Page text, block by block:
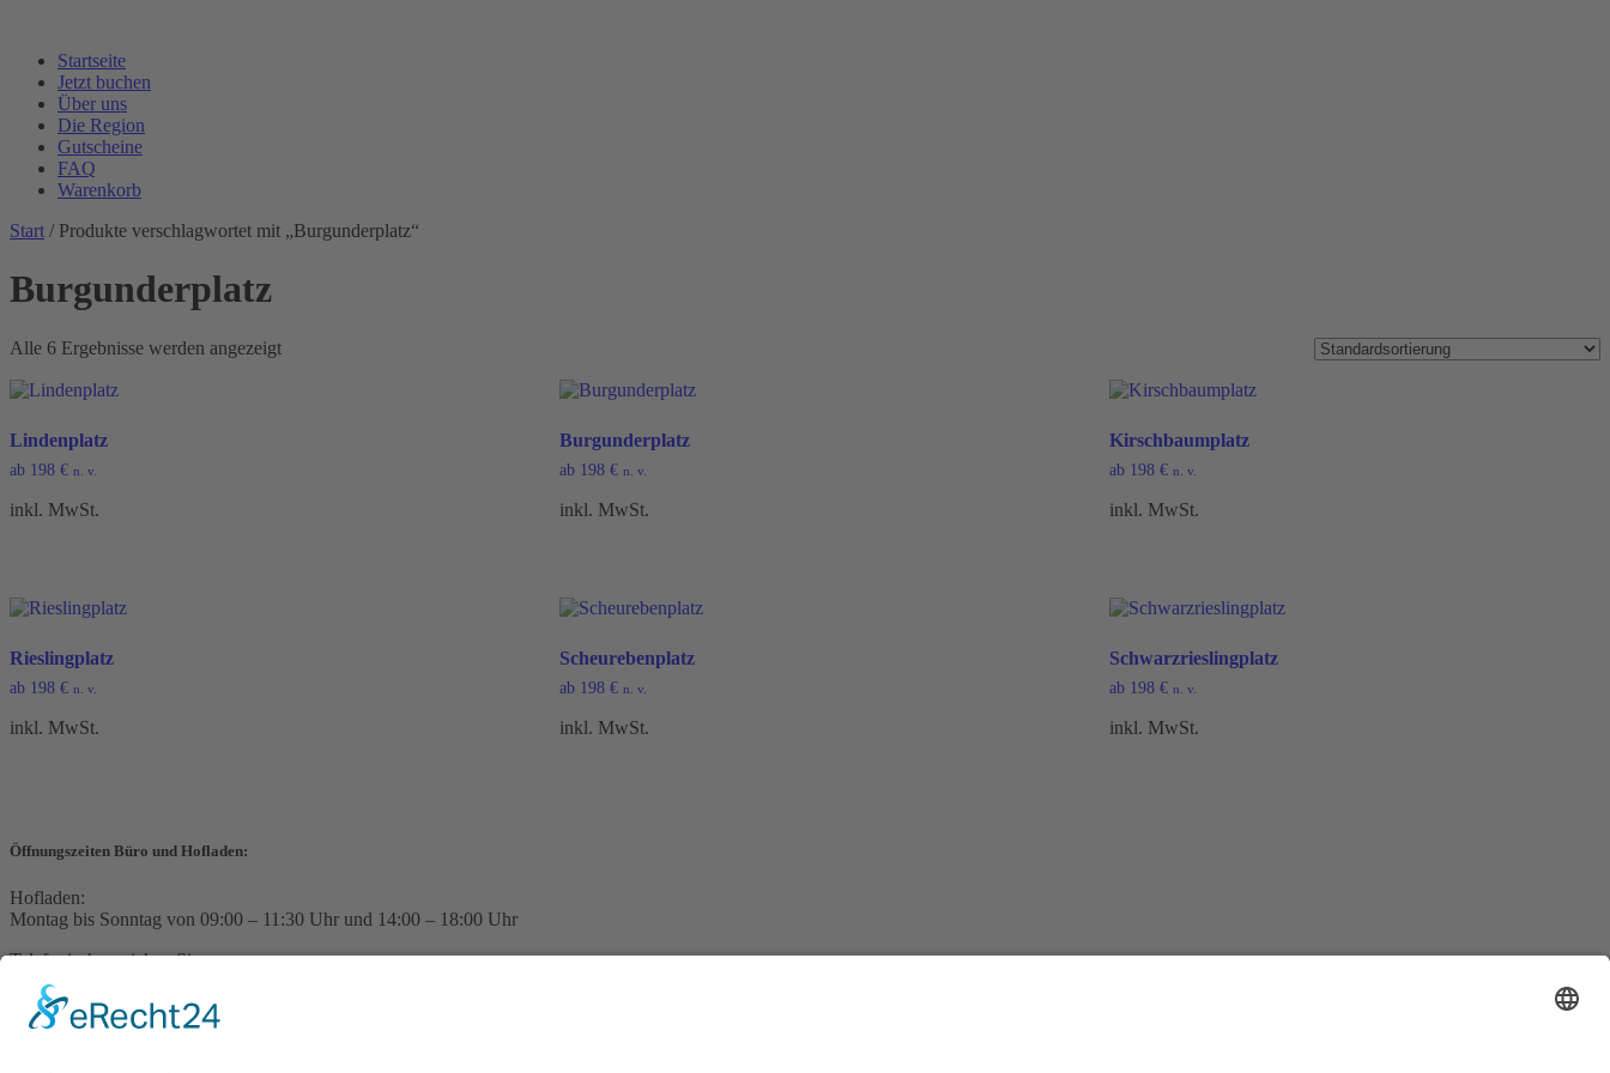
Startseite
Jetzt buchen
Über uns
Die Region
Gutscheine
FAQ
Warenkorb
Start / Produkte verschlagwortet mit „Burgunderplatz“
Burgunderplatz
Alle 6 Ergebnisse werden angezeigt
Lindenplatz
ab 198 € n. v.
inkl. MwSt.
Burgunderplatz
ab 198 € n. v.
inkl. MwSt.
Kirschbaumplatz
ab 198 € n. v.
inkl. MwSt.
Rieslingplatz
ab 198 € n. v.
inkl. MwSt.
Scheurebenplatz
ab 198 € n. v.
inkl. MwSt.
Schwarzrieslingplatz
ab 198 € n. v.
inkl. MwSt.
Öffnungszeiten Büro und Hofladen:
Hofladen:
Montag bis Sonntag von 09:00 – 11:30 Uhr und 14:00 – 18:00 Uhr
Telefonisch erreichen Sie uns:
Montag bis Freitag von 09:00 – 11:30 Uhr
Warenkorb